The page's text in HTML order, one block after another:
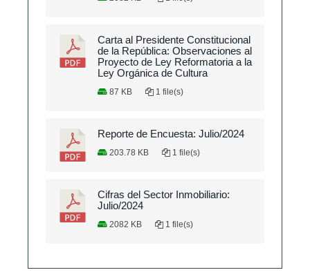
Carta al Presidente Constitucional
de la República: Observaciones al
Proyecto de Ley Reformatoria a la
Ley Orgánica de Cultura
87 KB 1 file(s)
Reporte de Encuesta: Julio/2024
203.78 KB 1 file(s)
Cifras del Sector Inmobiliario:
Julio/2024
2082 KB 1 file(s)